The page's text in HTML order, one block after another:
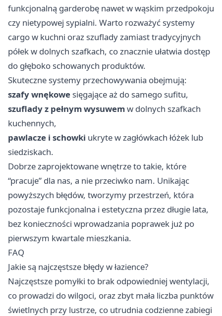
funkcjonalną garderobę nawet w wąskim przedpokoju
czy nietypowej sypialni. Warto rozważyć systemy
cargo w kuchni oraz szuflady zamiast tradycyjnych
półek w dolnych szafkach, co znacznie ułatwia dostęp
do głęboko schowanych produktów.
Skuteczne systemy przechowywania obejmują:
szafy wnękowe sięgające aż do samego sufitu,
szuflady z pełnym wysuwemw dolnych szafkach
kuchennych,
pawlacze i schowki ukryte w zagłówkach łóżek lub
siedziskach.
Dobrze zaprojektowane wnętrze to takie, które
“pracuje” dla nas, a nie przeciwko nam. Unikając
powyższych błędów, tworzymy przestrzeń, która
pozostaje funkcjonalna i estetyczna przez długie lata,
bez konieczności wprowadzania poprawek już po
pierwszym kwartale mieszkania.
FAQ
Jakie są najczęstsze błędy w łazience?
Najczęstsze pomyłki to brak odpowiedniej wentylacji,
co prowadzi do wilgoci, oraz zbyt mała liczba punktów
świetlnych przy lustrze, co utrudnia codzienne zabiegi